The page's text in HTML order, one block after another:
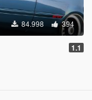
84.998 394
1.1